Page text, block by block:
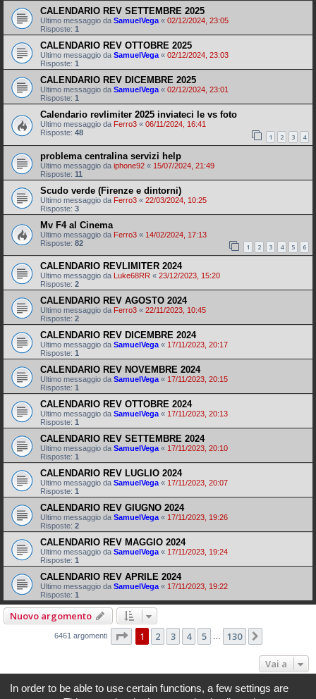
CALENDARIO REV SETTEMBRE 2025
Ultimo messaggio da SamuelVega « 02/12/2024, 23:05
Risposte: 1
CALENDARIO REV OTTOBRE 2025
Ultimo messaggio da SamuelVega « 02/12/2024, 23:03
Risposte: 1
CALENDARIO REV DICEMBRE 2025
Ultimo messaggio da SamuelVega « 02/12/2024, 23:01
Risposte: 1
Calendario revlimiter 2025 inviateci le vs foto
Ultimo messaggio da Ferro3 « 06/11/2024, 16:41
Risposte: 48 1 2 3 4
problema centralina servizi help
Ultimo messaggio da iphone92 « 15/07/2024, 21:49
Risposte: 11
Scudo verde (Firenze e dintorni)
Ultimo messaggio da Ferro3 « 22/03/2024, 10:25
Risposte: 3
Mv F4 al Cinema
Ultimo messaggio da Ferro3 « 14/02/2024, 17:13
Risposte: 82 1 2 3 4 5 6
CALENDARIO REVLIMITER 2024
Ultimo messaggio da Luke68RR « 23/12/2023, 15:20
Risposte: 2
CALENDARIO REV AGOSTO 2024
Ultimo messaggio da Ferro3 « 22/11/2023, 10:45
Risposte: 2
CALENDARIO REV DICEMBRE 2024
Ultimo messaggio da SamuelVega« 17/11/2023, 20:17
Risposte: 1
CALENDARIO REV NOVEMBRE 2024
Ultimo messaggio da SamuelVega« 17/11/2023, 20:15
Risposte: 1
CALENDARIO REV OTTOBRE 2024
Ultimo messaggio da SamuelVega« 17/11/2023, 20:13
Risposte: 1
CALENDARIO REV SETTEMBRE 2024
Ultimo messaggio da SamuelVega« 17/11/2023, 20:10
Risposte: 1
CALENDARIO REV LUGLIO 2024
Ultimo messaggio da SamuelVega« 17/11/2023, 20:07
Risposte: 1
CALENDARIO REV GIUGNO 2024
Ultimo messaggio da SamuelVega« 17/11/2023, 19:26
Risposte: 2
CALENDARIO REV MAGGIO 2024
Ultimo messaggio da SamuelVega« 17/11/2023, 19:24
Risposte: 1
CALENDARIO REV APRILE 2024
Ultimo messaggio da SamuelVega« 17/11/2023, 19:22
Risposte: 1
Nuovo argomento
6461 argomenti Pagina di 130
1 2 3 4 5 … 130
Vai a
In order to be able to use certain functions, a few settings are